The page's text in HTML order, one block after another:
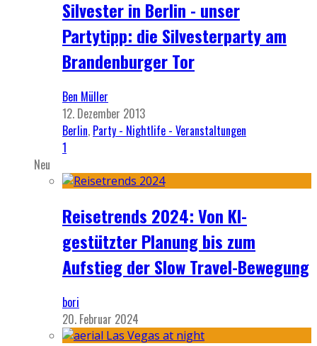
Silvester in Berlin - unser
Partytipp: die Silvesterparty am
Brandenburger Tor
Ben Müller
12. Dezember 2013
Berlin, Party - Nightlife - Veranstaltungen
1
Neu
Reisetrends 2024: Von KI-
gestützter Planung bis zum
Aufstieg der Slow Travel-Bewegung
bori
20. Februar 2024